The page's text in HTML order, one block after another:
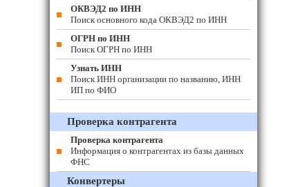
ОКВЭД2 по ИНН
Поиск основного кода ОКВЭД2 по ИНН
ОГРН по ИНН
Поиск ОГРН по ИНН
Узнать ИНН
Поиск ИНН организации по названию, ИНН
ИП по ФИО
Проверка контрагента
Проверка контрагента
Информация о контрагентах из базы данных
ФНС
Конвертеры